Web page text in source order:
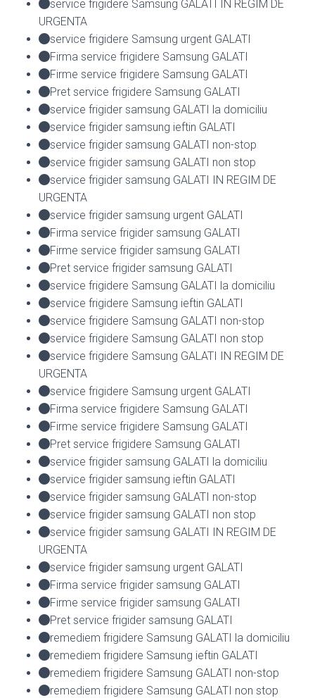
service frigidere Samsung GALATI IN REGIM DE
URGENTA
service frigidere Samsung urgent GALATI
Firma service frigidere Samsung GALATI
Firme service frigidere Samsung GALATI
Pret service frigidere Samsung GALATI
service frigider samsung GALATI la domiciliu
service frigider samsung ieftin GALATI
service frigider samsung GALATI non-stop
service frigider samsung GALATI non stop
service frigider samsung GALATI IN REGIM DE
URGENTA
service frigider samsung urgent GALATI
Firma service frigider samsung GALATI
Firme service frigider samsung GALATI
Pret service frigider samsung GALATI
service frigidere Samsung GALATI la domiciliu
service frigidere Samsung ieftin GALATI
service frigidere Samsung GALATI non-stop
service frigidere Samsung GALATI non stop
service frigidere Samsung GALATI IN REGIM DE
URGENTA
service frigidere Samsung urgent GALATI
Firma service frigidere Samsung GALATI
Firme service frigidere Samsung GALATI
Pret service frigidere Samsung GALATI
service frigider samsung GALATI la domiciliu
service frigider samsung ieftin GALATI
service frigider samsung GALATI non-stop
service frigider samsung GALATI non stop
service frigider samsung GALATI IN REGIM DE
URGENTA
service frigider samsung urgent GALATI
Firma service frigider samsung GALATI
Firme service frigider samsung GALATI
Pret service frigider samsung GALATI
remediem frigidere Samsung GALATI la domiciliu
remediem frigidere Samsung ieftin GALATI
remediem frigidere Samsung GALATI non-stop
remediem frigidere Samsung GALATI non stop